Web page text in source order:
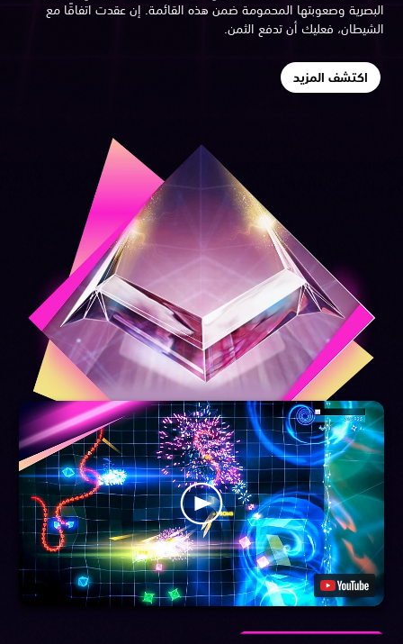
وصعوبتها المحمومة ضمن هذه القائمة. إن عقدت اتفاقًا مع
فعليك أن تدفع الثمن.
اكتشف المزيد